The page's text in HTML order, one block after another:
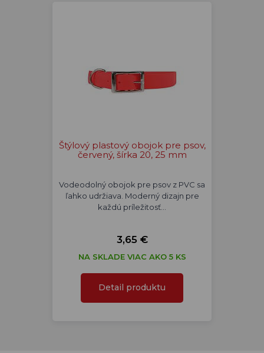
Štýlový plastový obojok pre psov,
červený, šírka 20, 25 mm
Vodeodolný obojok pre psov z PVC sa
ľahko udržiava. Moderný dizajn pre
každú príležitosť…
3,65 €
NA SKLADE VIAC AKO 5 KS
Detail produktu